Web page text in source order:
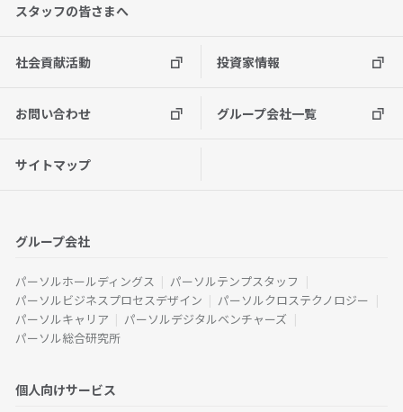
スタッフの皆さまへ
社会貢献活動 投資家情報
お問い合わせ グループ会社一覧
サイトマップ
グループ会社
パーソルホールディングス
パーソルテンプスタッフ
パーソルビジネスプロセスデザイン
パーソルクロステクノロジー
パーソルキャリア
パーソルデジタルベンチャーズ
パーソル総合研究所
個人向けサービス